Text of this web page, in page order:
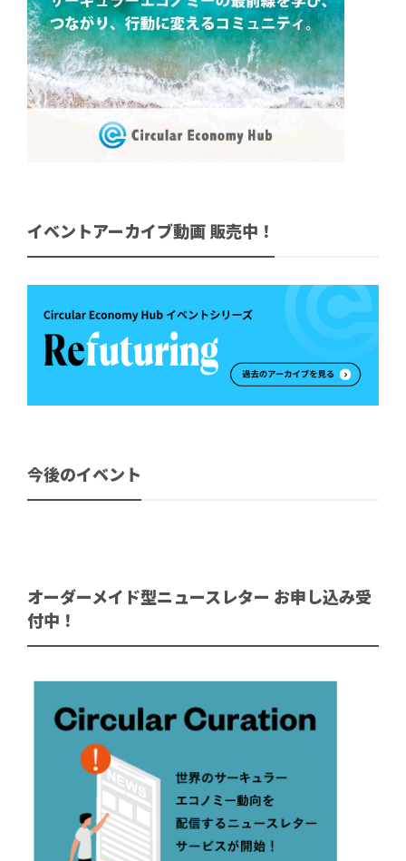
イベントアーカイブ動画 販売中！
今後のイベント
オーダーメイド型ニュースレター お申し込み受
付中！